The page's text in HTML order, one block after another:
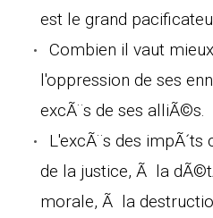
est le grand
Combien il vaut
l'oppression de ses
excÃ¨s de ses alliÃ©s.
L'excÃ¨s des
de la justice, Ã la
morale, Ã la